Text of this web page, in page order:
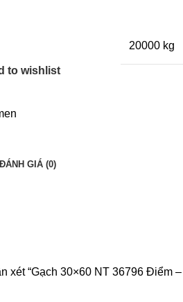
20000 kg
to wishlist
ĐÁNH GIÁ (0)
xét “Gạch 30×60 NT 36796 Điểm –